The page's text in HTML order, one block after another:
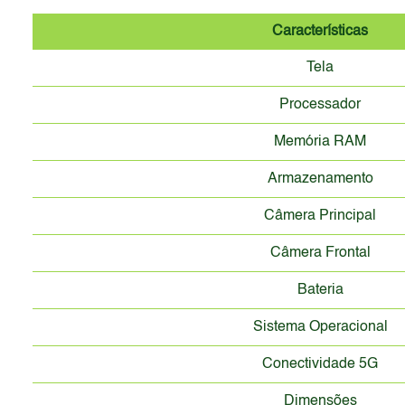
Características
Tela
Processador
Memória RAM
Armazenamento
Câmera Principal
Câmera Frontal
Bateria
Sistema Operacional
Conectividade 5G
Dimensões